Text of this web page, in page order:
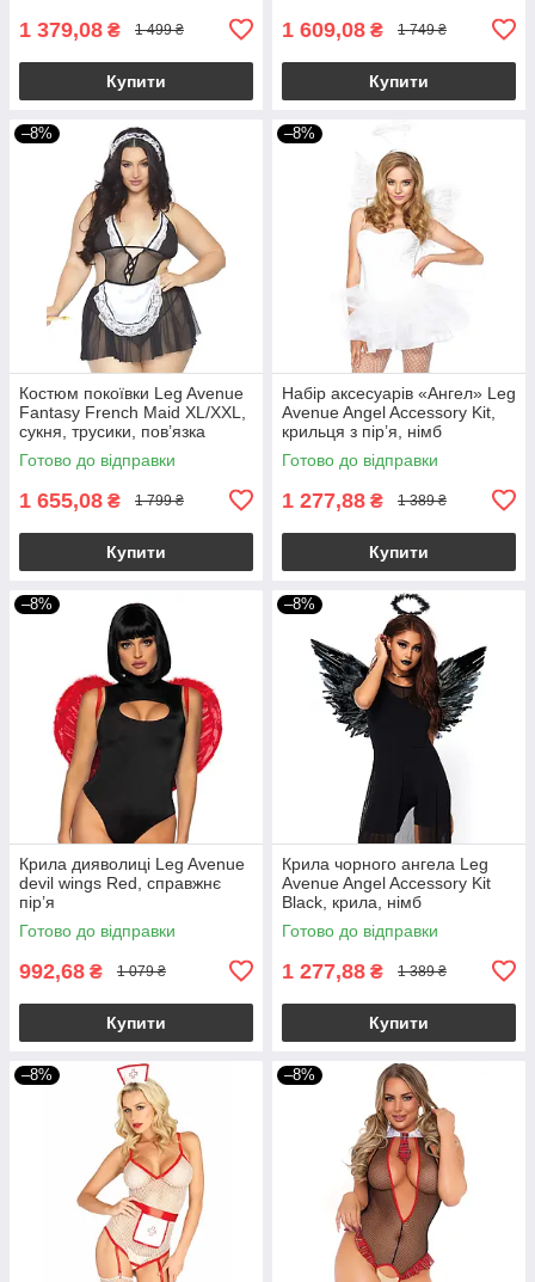
1 379,08 ₴ 1 499 ₴
Купити
1 609,08 ₴ 1 749 ₴
Купити
–8%
Костюм покоївки Leg Avenue
Fantasy French Maid XL/XXL,
сукня, трусики, пов’язка
Готово до відправки
1 655,08 ₴ 1 799 ₴
Купити
–8%
Набір аксесуарів «Ангел» Leg
Avenue Angel Accessory Kit,
крильця з пір’я, німб
Готово до відправки
1 277,88 ₴ 1 389 ₴
Купити
–8%
Крила дияволиці Leg Avenue
devil wings Red, справжнє
пір’я
Готово до відправки
992,68 ₴ 1 079 ₴
Купити
–8%
Крила чорного ангела Leg
Avenue Angel Accessory Kit
Black, крила, німб
Готово до відправки
1 277,88 ₴ 1 389 ₴
Купити
–8% –8%